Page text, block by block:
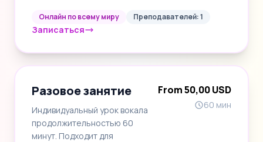
Онлайн по всему миру Преподавателей: 1
Записаться
Разовое занятие
Индивидуальный урок вокала
продолжительностью 60
минут. Подходит для
From 50,00 USD
60 мин